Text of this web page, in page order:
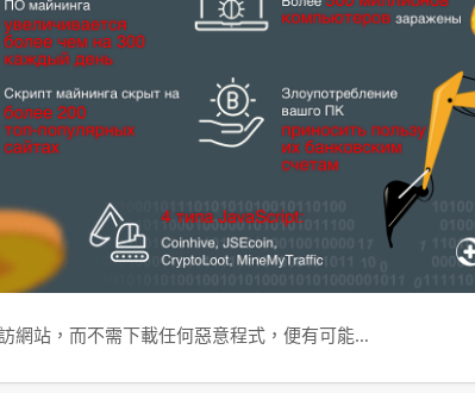
網站，而不需下載任何惡意程式，便有可能…